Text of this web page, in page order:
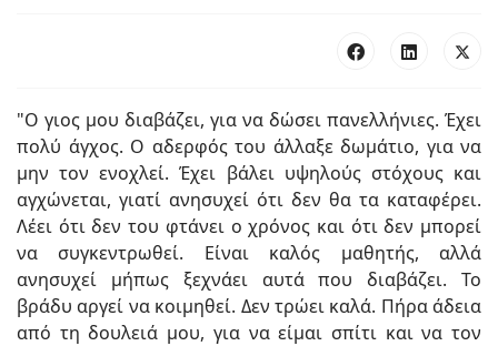
"Ο γιος μου διαβάζει, για να δώσει πανελλήνιες. Έχει
πολύ άγχος. Ο αδερφός του άλλαξε δωμάτιο, για να
μην τον ενοχλεί. Έχει βάλει υψηλούς στόχους και
αγχώνεται, γιατί ανησυχεί ότι δεν θα τα καταφέρει.
Λέει ότι δεν του φτάνει ο χρόνος και ότι δεν μπορεί
να συγκεντρωθεί. Είναι καλός μαθητής, αλλά
ανησυχεί μήπως ξεχνάει αυτά που διαβάζει. Το
βράδυ αργεί να κοιμηθεί. Δεν τρώει καλά. Πήρα άδεια
από τη δουλειά μου, για να είμαι σπίτι και να τον